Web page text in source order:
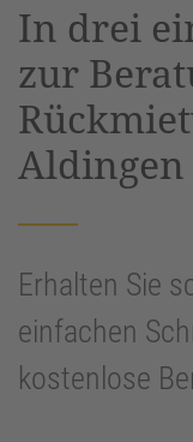
In drei
zur
Aldingen
Erhalten Sie
einfachen
kostenlose